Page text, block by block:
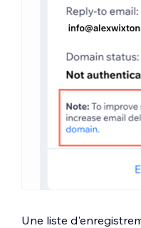
Une liste